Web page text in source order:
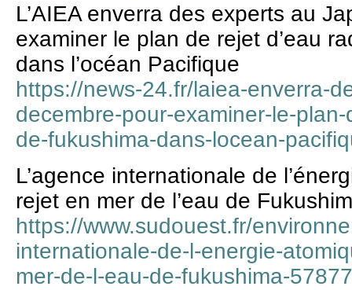
L’AIEA enverra des experts au
examiner le plan de rejet d’eau
dans l’océan Pacifique
https://news-24.fr/laiea-enverra-
decembre-pour-examiner-le-
de-fukushima-dans-locean-
L’agence internationale de
rejet en mer de l’eau de
https://www.sudouest.fr/
internationale-de-l-energie-
mer-de-l-eau-de-fukushima-